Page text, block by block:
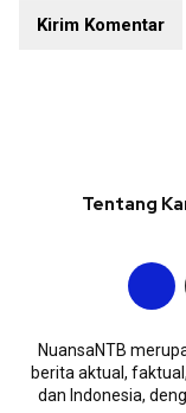
Tentang
NuansaNTB
berita aktual,
dan Indonesia,